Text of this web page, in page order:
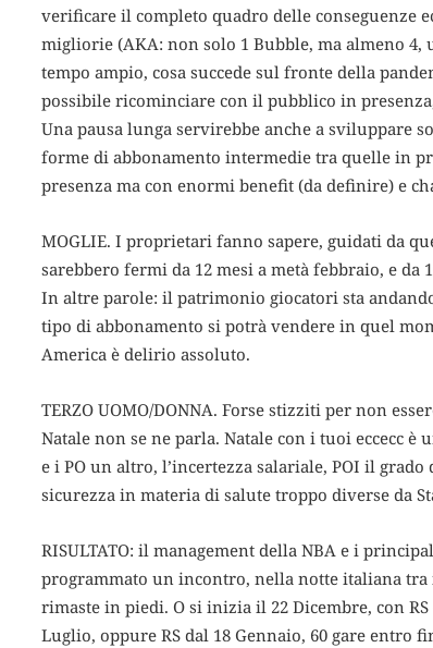
verificare il completo quadro delle conseguenze
migliorie (AKA: non solo 1 Bubble, ma almeno
tempo ampio, cosa succede sul fronte della
possibile ricominciare con il pubblico in
Una pausa lunga servirebbe anche a sviluppare
forme di abbonamento intermedie tra quelle in
presenza ma con enormi benefit (da definire) e
MOGLIE. I proprietari fanno sapere, guidati da
sarebbero fermi da 12 mesi a metà febbraio, e
In altre parole: il patrimonio giocatori sta
tipo di abbonamento si potrà vendere in quel
America è delirio assoluto.
TERZO UOMO/DONNA. Forse stizziti per non
Natale non se ne parla. Natale con i tuoi eccecc
e i PO un altro, l’incertezza salariale, POI il
sicurezza in materia di salute troppo diverse da
RISULTATO: il management della NBA e i
programmato un incontro, nella notte italiana
rimaste in piedi. O si inizia il 22 Dicembre, con
Luglio, oppure RS dal 18 Gennaio, 60 gare entro